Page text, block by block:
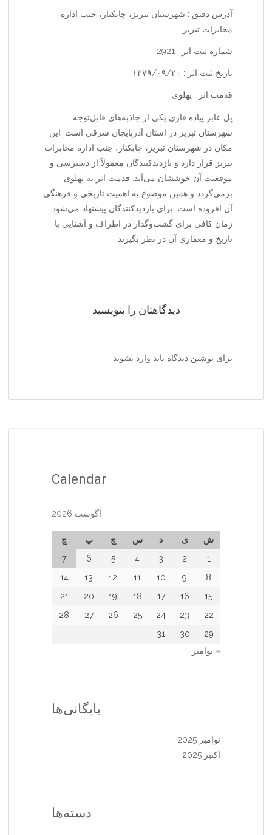
آدرس دقیق : شهرستان تبریز، چابکنار، جنب اداره
مخابرات تبریز
شماره ثبت اثر : 2921
تاریخ ثبت اثر : ۱۳۷۹/۰۹/۲۰
قدمت اثر : پهلوی
پل عابر پیاده قاری یکی از جاذبه‌های قابل‌توجه
شهرستان تبریز در استان آذربایجان شرقی است. این
مکان در شهرستان تبریز، چابکنار، جنب اداره مخابرات
تبریز قرار دارد و بازدیدکنندگان معمولاً از دسترسی و
موقعیت آن خوششان می‌آید. قدمت اثر به پهلوی
برمی‌گردد و همین موضوع به اهمیت تاریخی و فرهنگی
آن افزوده است. برای بازدیدکنندگان پیشنهاد می‌شود
زمان کافی برای گشت‌وگذار در اطراف و آشنایی با
تاریخ و معماری آن در نظر بگیرند.
دیدگاهتان را بنویسید
برای نوشتن دیدگاه باید وارد بشوید
Calendar
آگوست 2026
ش ی د س چ پ
ج
1
2
3
4
5
6
7
8
9
10
11
12
13
14
15
16
17
18
19
20
21
22
23
24
25
26
27
28
29
30
31
« نوامبر
بایگانی‌ها
نوامبر 2025
اکتبر 2025
دسته‌ها